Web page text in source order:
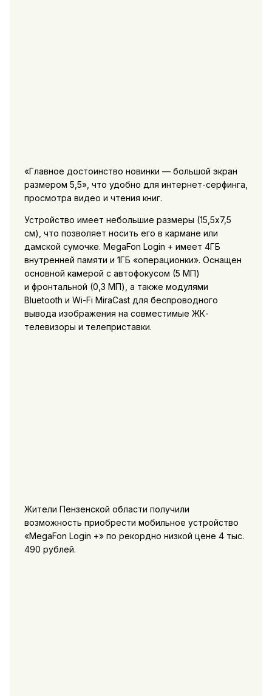
«Главное достоинство новинки — большой экран
размером 5,5», что удобно для интернет-серфинга,
просмотра видео и чтения книг.
Устройство имеет небольшие размеры (15,5х7,5
см), что позволяет носить его в кармане или
дамской сумочке. MegaFon Login + имеет 4ГБ
внутренней памяти и 1ГБ «операционки». Оснащен
основной камерой с автофокусом (5 МП)
и фронтальной (0,3 МП), а также модулями
Bluetooth и Wi-Fi MiraCast для беспроводного
вывода изображения на совместимые ЖК-
телевизоры и телеприставки.
Жители Пензенской области получили
возможность приобрести мобильное устройство
«MegaFon Login +» по рекордно низкой цене 4 тыс.
490 рублей.